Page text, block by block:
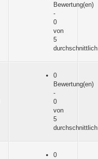
Bewertung(en)
-
0
von
5
durchschnittlich
0
Bewertung(en)
-
0
von
5
durchschnittlich
0